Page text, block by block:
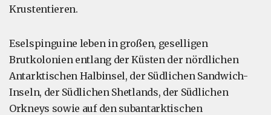
Krustentieren.
Eselspinguine leben in großen, geselligen
Brutkolonien entlang der Küsten der nördlichen
Antarktischen Halbinsel, der Südlichen Sandwich-
Inseln, der Südlichen Shetlands, der Südlichen
Orkneys sowie auf den subantarktischen